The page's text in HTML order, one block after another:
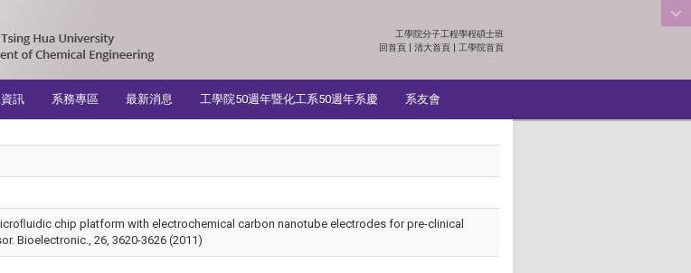
:::
工學院分子工程學程碩士班
回首頁 | 清大首頁 | 工學院首頁
訊 系務專區 最新消息 工學院50週年暨化工系50週年系慶 系友會
microﬂuidic chip platform with electrochemical carbon nanotube electrodes for pre-clinical
Bioelectronic., 26, 3620-3626 (2011)